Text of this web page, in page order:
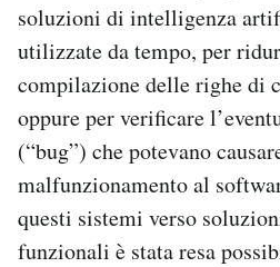
soluzioni di intelligenza
utilizzate da tempo, per
compilazione delle righe di
oppure per verificare
(“bug”) che potevano
malfunzionamento al
questi sistemi verso
funzionali è stata resa